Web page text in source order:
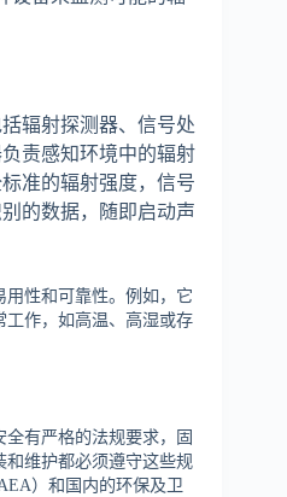
辐射探测器、信号处
责感知环境中的辐射
准的辐射强度，信号
的数据，随即启动声
性和可靠性。例如，它
作，如高温、高湿或存
有严格的法规要求，固
和维护都必须遵守这些规
）和国内的环保及卫